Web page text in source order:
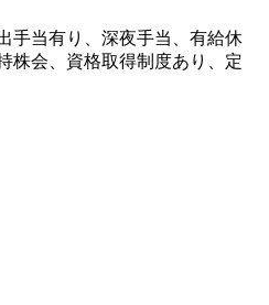
手当有り、深夜手当、有給休
株会、資格取得制度あり、定